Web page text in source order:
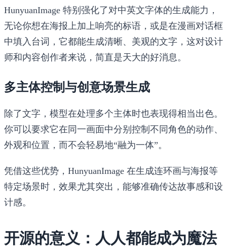
HunyuanImage 特别强化了对中英文字体的生成能力，
无论你想在海报上加上响亮的标语，或是在漫画对话框
中填入台词，它都能生成清晰、美观的文字，这对设计
师和内容创作者来说，简直是天大的好消息。
多主体控制与创意场景生成
除了文字，模型在处理多个主体时也表现得相当出色。
你可以要求它在同一画面中分别控制不同角色的动作、
外观和位置，而不会轻易地“融为一体”。
凭借这些优势，HunyuanImage 在生成连环画与海报等
特定场景时，效果尤其突出，能够准确传达故事感和设
计感。
开源的意义：人人都能成为魔法